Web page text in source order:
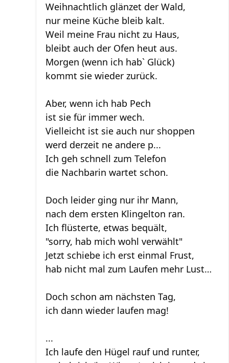
Weihnachtlich glänzet der Wald,
nur meine Küche bleib kalt.
Weil meine Frau nicht zu Haus,
bleibt auch der Ofen heut aus.
Morgen (wenn ich hab` Glück)
kommt sie wieder zurück.
Aber, wenn ich hab Pech
ist sie für immer wech.
Vielleicht ist sie auch nur shoppen
werd derzeit ne andere p...
Ich geh schnell zum Telefon
die Nachbarin wartet schon.
Doch leider ging nur ihr Mann,
nach dem ersten Klingelton ran.
Ich flüsterte, etwas bequält,
"sorry, hab mich wohl verwählt"
Jetzt schiebe ich erst einmal Frust,
hab nicht mal zum Laufen mehr Lust…
Doch schon am nächsten Tag,
ich dann wieder laufen mag!
...
Ich laufe den Hügel rauf und runter,